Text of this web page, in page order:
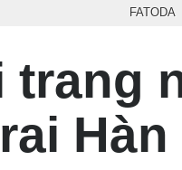
FATODA
Hàn